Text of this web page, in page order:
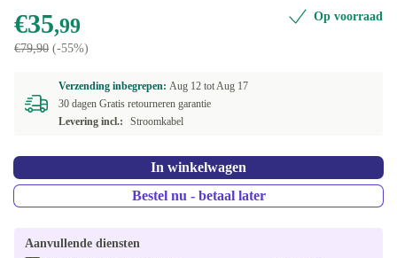
€35,99
€79,90 (-55%)
Op voorraad
Verzending inbegrepen: Aug 12 totAug 17
30 dagen Gratis retourneren garantie
Levering incl.:
Stroomkabel
In winkelwagen
Bestel nu - betaal later
Aanvullende diensten